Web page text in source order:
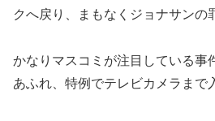
クへ戻り、まもなくジョナサンの
かなりマスコミが注目している事
あふれ、特例でテレビカメラまで